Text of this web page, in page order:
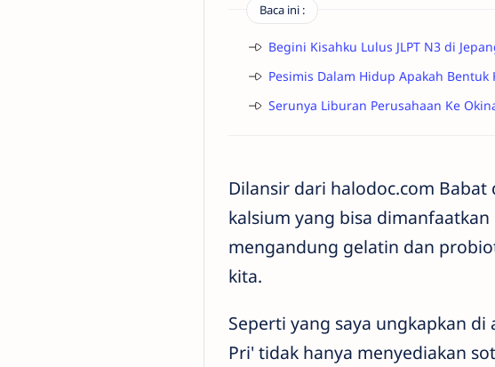
Baca ini :
Begini Kisahku Lulus JLPT N3 di
Pesimis Dalam Hidup Apakah
Serunya Liburan Perusahaan Ke
Dilansir dari halodoc.com
kalsium yang bisa
mengandung gelatin dan
kita.
Seperti yang saya ungkapkan
Pri' tidak hanya menyediakan